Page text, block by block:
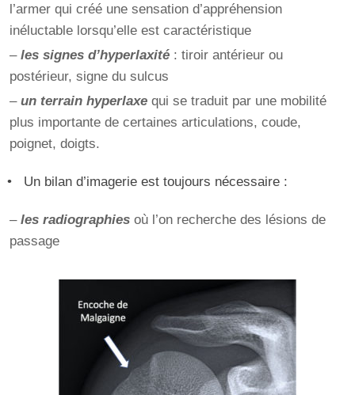
l’armer qui créé une sensation d’appréhension
inéluctable lorsqu’elle est caractéristique
–les signes d’hyperlaxité : tiroir antérieur ou
postérieur, signe du sulcus
–un terrain hyperlaxe qui se traduit par une mobilité
plus importante de certaines articulations, coude,
poignet, doigts.
• Un bilan d’imagerie est toujours nécessaire :
–les radiographies où l’on recherche des lésions de
passage